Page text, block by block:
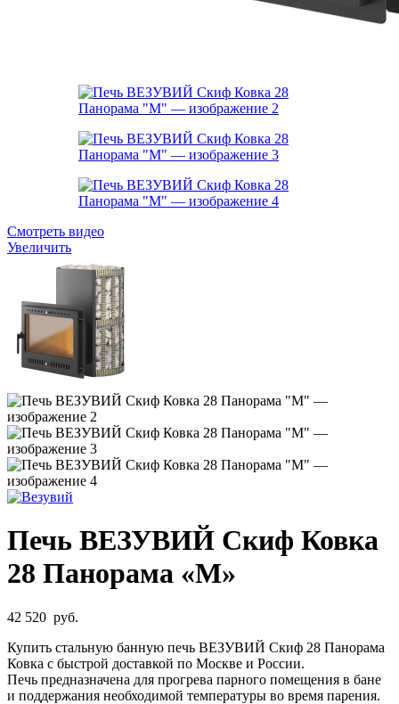
Смотреть видео
Увеличить
Печь ВЕЗУВИЙ Скиф Ковка
28 Панорама «М»
42 520 руб.
Купить стальную банную печь ВЕЗУВИЙ Скиф 28 Панорама
Ковка с быстрой доставкой по Москве и России.
Печь предназначена для прогрева парного помещения в бане
и поддержания необходимой температуры во время парения.